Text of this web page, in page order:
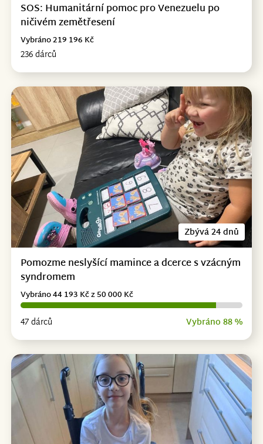
SOS: Humanitární pomoc pro Venezuelu po
ničivém zemětřesení
236 dárců
Vybráno 219 196 Kč
Zbývá 24 dnů
Pomozme neslyšící mamince a dcerce s vzácným
syndromem
47 dárců Vybráno 88 %
Vybráno 44 193 Kč z 50 000 Kč